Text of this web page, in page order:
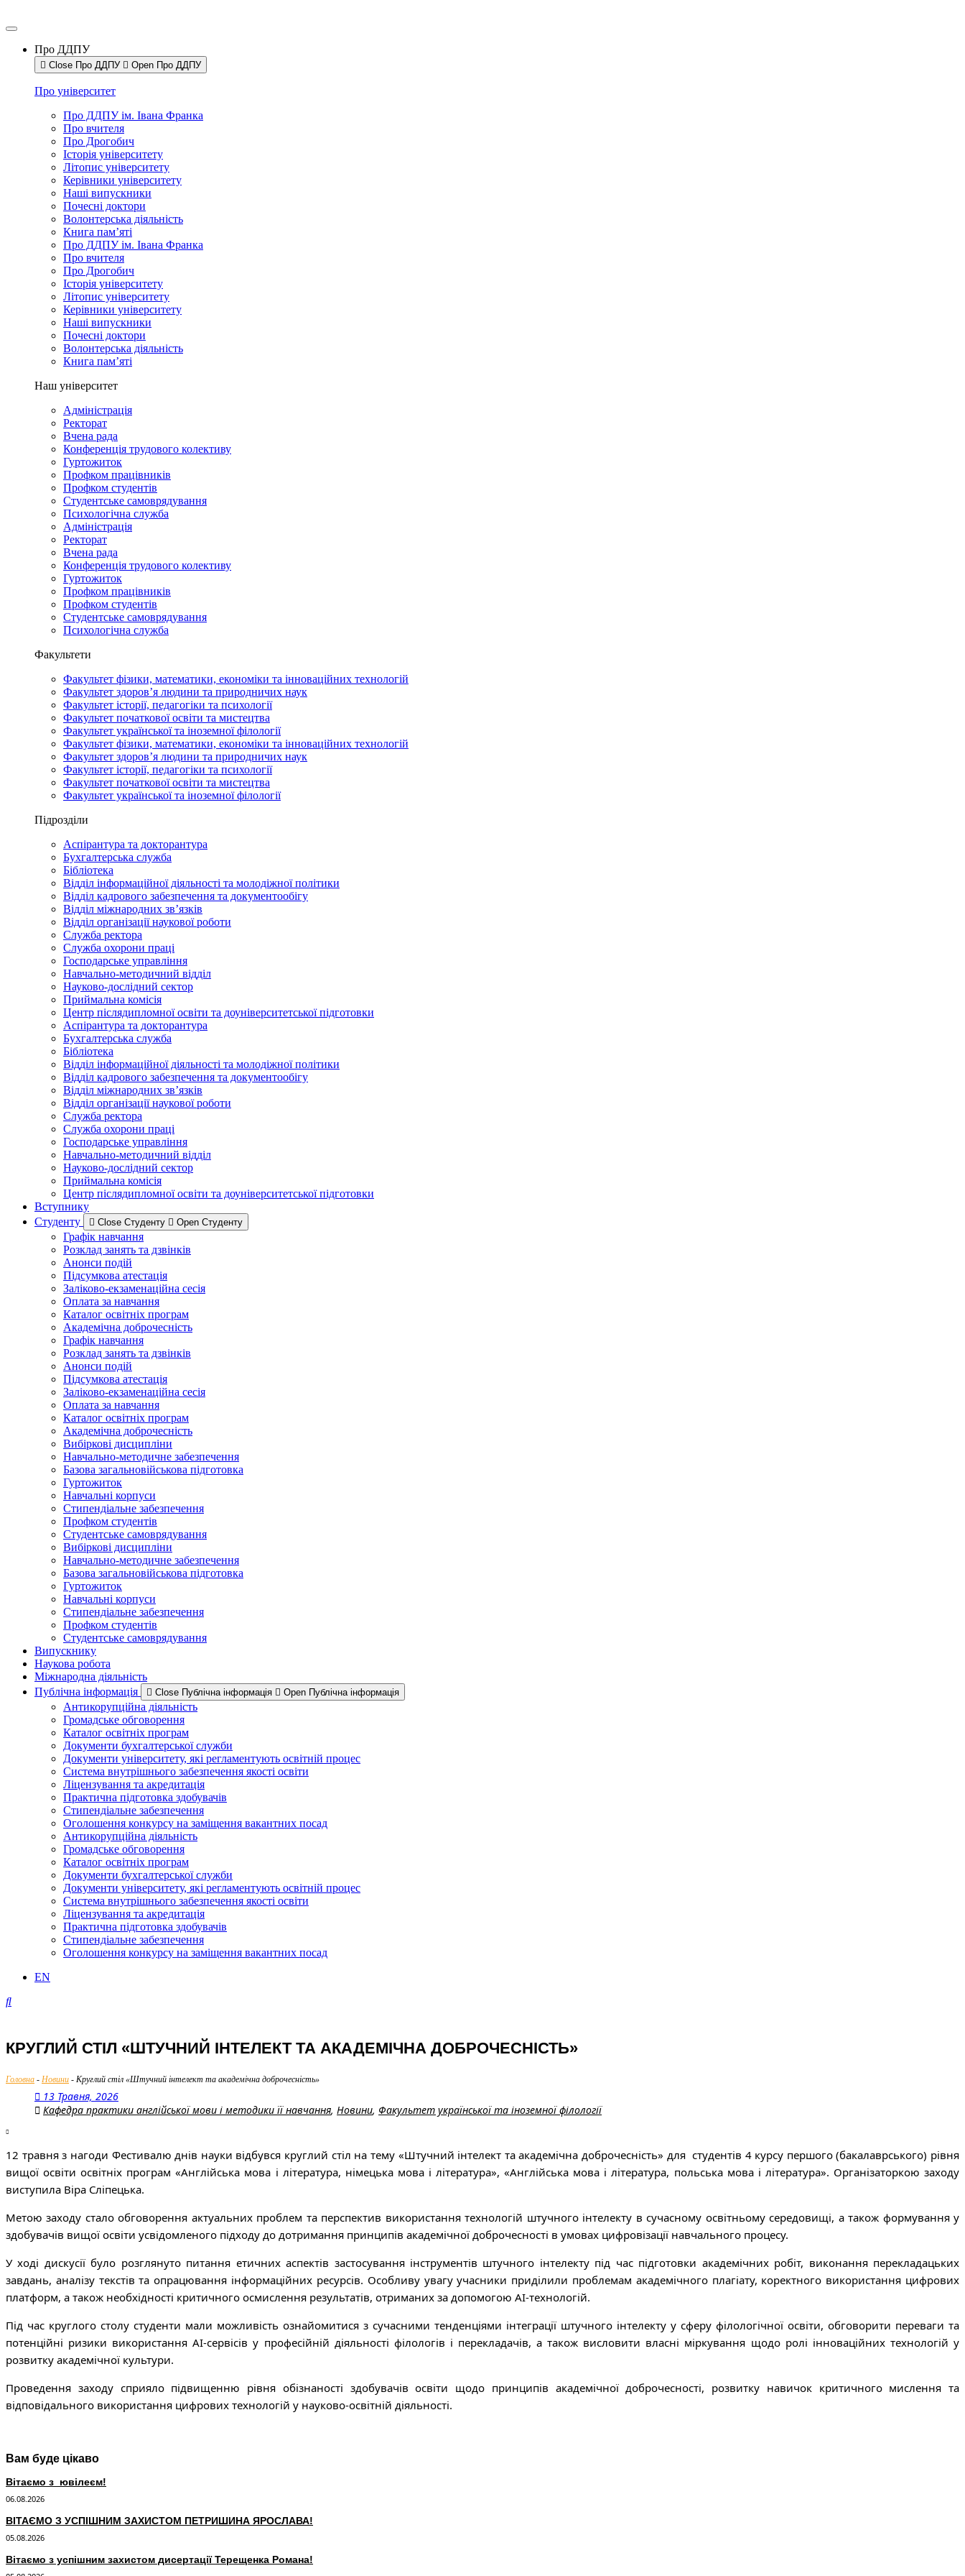
Про ДДПУ
Close Про ДДПУ Open Про ДДПУ
Про університет
Про ДДПУ ім. Івана Франка
Про вчителя
Про Дрогобич
Історія університету
Літопис університету
Керівники університету
Наші випускники
Почесні доктори
Волонтерська діяльність
Книга пам’яті
Про ДДПУ ім. Івана Франка
Про вчителя
Про Дрогобич
Історія університету
Літопис університету
Керівники університету
Наші випускники
Почесні доктори
Волонтерська діяльність
Книга пам’яті
Наш університет
Адміністрація
Ректорат
Вчена рада
Конференція трудового колективу
Гуртожиток
Профком працівників
Профком студентів
Студентське самоврядування
Психологічна служба
Адміністрація
Ректорат
Вчена рада
Конференція трудового колективу
Гуртожиток
Профком працівників
Профком студентів
Студентське самоврядування
Психологічна служба
Факультети
Факультет фізики, математики, економіки та інноваційних технологій
Факультет здоров’я людини та природничих наук
Факультет історії, педагогіки та психології
Факультет початкової освіти та мистецтва
Факультет української та іноземної філології
Факультет фізики, математики, економіки та інноваційних технологій
Факультет здоров’я людини та природничих наук
Факультет історії, педагогіки та психології
Факультет початкової освіти та мистецтва
Факультет української та іноземної філології
Підрозділи
Аспірантура та докторантура
Бухгалтерська служба
Бібліотека
Відділ інформаційної діяльності та молодіжної політики
Відділ кадрового забезпечення та документообігу
Відділ міжнародних зв’язків
Відділ організації наукової роботи
Служба ректора
Служба охорони праці
Господарське управління
Навчально-методичний відділ
Науково-дослідний сектор
Приймальна комісія
Центр післядипломної освіти та доуніверситетської підготовки
Аспірантура та докторантура
Бухгалтерська служба
Бібліотека
Відділ інформаційної діяльності та молодіжної політики
Відділ кадрового забезпечення та документообігу
Відділ міжнародних зв’язків
Відділ організації наукової роботи
Служба ректора
Служба охорони праці
Господарське управління
Навчально-методичний відділ
Науково-дослідний сектор
Приймальна комісія
Центр післядипломної освіти та доуніверситетської підготовки
Вступнику
Студенту
Close Студенту Open Студенту
Графік навчання
Розклад занять та дзвінків
Анонси подій
Підсумкова атестація
Заліково-екзаменаційна сесія
Оплата за навчання
Каталог освітніх програм
Академічна доброчесність
Графік навчання
Розклад занять та дзвінків
Анонси подій
Підсумкова атестація
Заліково-екзаменаційна сесія
Оплата за навчання
Каталог освітніх програм
Академічна доброчесність
Вибіркові дисципліни
Навчально-методичне забезпечення
Базова загальновійськова підготовка
Гуртожиток
Навчальні корпуси
Стипендіальне забезпечення
Профком студентів
Студентське самоврядування
Вибіркові дисципліни
Навчально-методичне забезпечення
Базова загальновійськова підготовка
Гуртожиток
Навчальні корпуси
Стипендіальне забезпечення
Профком студентів
Студентське самоврядування
Випускнику
Наукова робота
Міжнародна діяльність
Публічна інформація
Close Публічна інформація Open Публічна інформація
Антикорупційна діяльність
Громадське обговорення
Каталог освітніх програм
Документи бухгалтерської служби
Документи університету, які регламентують освітній процес
Система внутрішнього забезпечення якості освіти
Ліцензування та акредитація
Практична підготовка здобувачів
Стипендіальне забезпечення
Оголошення конкурсу на заміщення вакантних посад
Антикорупційна діяльність
Громадське обговорення
Каталог освітніх програм
Документи бухгалтерської служби
Документи університету, які регламентують освітній процес
Система внутрішнього забезпечення якості освіти
Ліцензування та акредитація
Практична підготовка здобувачів
Стипендіальне забезпечення
Оголошення конкурсу на заміщення вакантних посад
EN
КРУГЛИЙ СТІЛ «ШТУЧНИЙ ІНТЕЛЕКТ ТА АКАДЕМІЧНА ДОБРОЧЕСНІСТЬ»
Головна - Новини - Круглий стіл «Штучний інтелект та академічна доброчесність»
13 Травня, 2026
Кафедра практики англійської мови і методики її навчання, Новини, Факультет української та іноземної філології
12 травня з нагоди Фестивалю днів науки відбувся круглий стіл на тему «Штучний інтелект та академічна доброчесність» для студентів 4 курсу першого (бакалаврського) рівня
вищої освіти освітніх програм «Англійська мова і література, німецька мова і література», «Англійська мова і література, польська мова і література». Організаторкою заходу
виступила Віра Сліпецька.
Метою заходу стало обговорення актуальних проблем та перспектив використання технологій штучного інтелекту в сучасному освітньому середовищі, а також формування у
здобувачів вищої освіти усвідомленого підходу до дотримання принципів академічної доброчесності в умовах цифровізації навчального процесу.
У ході дискусії було розглянуто питання етичних аспектів застосування інструментів штучного інтелекту під час підготовки академічних робіт, виконання перекладацьких
завдань, аналізу текстів та опрацювання інформаційних ресурсів. Особливу увагу учасники приділили проблемам академічного плагіату, коректного використання цифрових
платформ, а також необхідності критичного осмислення результатів, отриманих за допомогою AI-технологій.
Під час круглого столу студенти мали можливість ознайомитися з сучасними тенденціями інтеграції штучного інтелекту у сферу філологічної освіти, обговорити переваги та
потенційні ризики використання AI-сервісів у професійній діяльності філологів і перекладачів, а також висловити власні міркування щодо ролі інноваційних технологій у
розвитку академічної культури.
Проведення заходу сприяло підвищенню рівня обізнаності здобувачів освіти щодо принципів академічної доброчесності, розвитку навичок критичного мислення та
відповідального використання цифрових технологій у науково-освітній діяльності.
Вам буде цікаво
Вітаємо з ювілеєм!
06.08.2026
ВІТАЄМО З УСПІШНИМ ЗАХИСТОМ ПЕТРИШИНА ЯРОСЛАВА!
05.08.2026
Вітаємо з успішним захистом дисертації Терещенка Романа!